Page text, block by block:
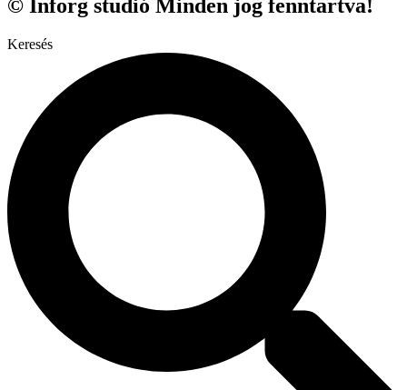
© Inforg studió Minden jog fenntartva!
Keresés